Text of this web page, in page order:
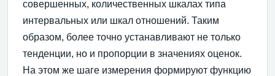
совершенных, количественных шкалах типа
интервальных или шкал отношений. Таким
образом, более точно устанавливают не только
тенденции, но и пропорции в значениях оценок.
На этом же шаге измерения формируют функцию